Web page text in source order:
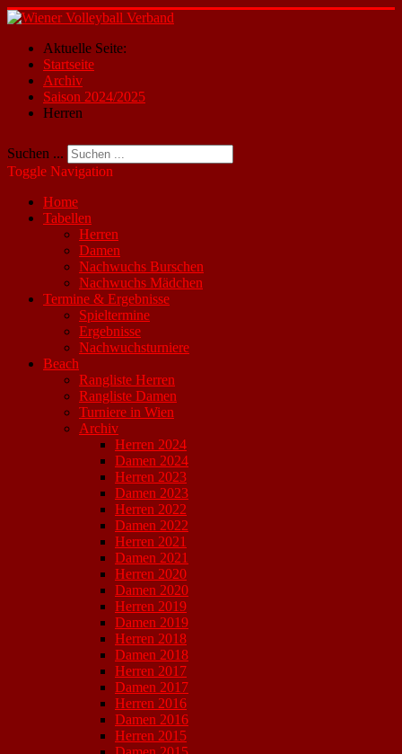
Aktuelle Seite:
Startseite
Archiv
Saison 2024/2025
Herren
Suchen ...
Toggle Navigation
Home
Tabellen
Herren
Damen
Nachwuchs Burschen
Nachwuchs Mädchen
Termine & Ergebnisse
Spieltermine
Ergebnisse
Nachwuchsturniere
Beach
Rangliste Herren
Rangliste Damen
Turniere in Wien
Archiv
Herren 2024
Damen 2024
Herren 2023
Damen 2023
Herren 2022
Damen 2022
Herren 2021
Damen 2021
Herren 2020
Damen 2020
Herren 2019
Damen 2019
Herren 2018
Damen 2018
Herren 2017
Damen 2017
Herren 2016
Damen 2016
Herren 2015